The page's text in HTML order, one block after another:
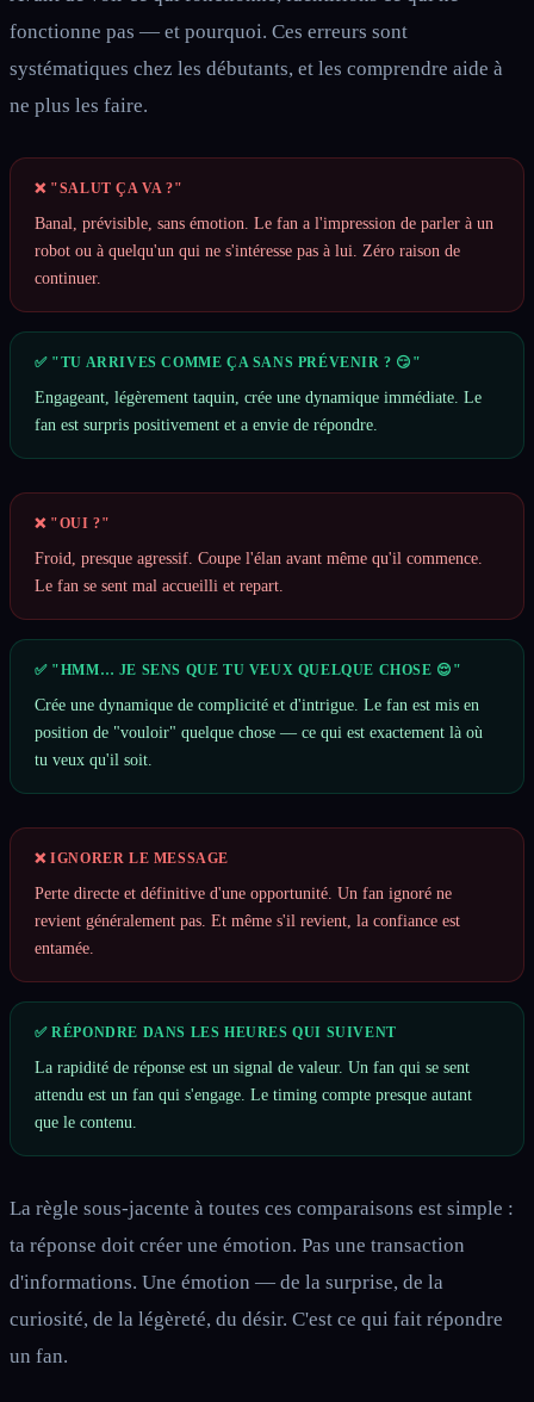
fonctionne pas — et pourquoi. Ces erreurs sont
systématiques chez les débutants, et les comprendre aide à
ne plus les faire.
❌ "SALUT ÇA VA ?"
Banal, prévisible, sans émotion. Le fan a l'impression de parler à un
robot ou à quelqu'un qui ne s'intéresse pas à lui. Zéro raison de
continuer.
✅ "TU ARRIVES COMME ÇA SANS PRÉVENIR ? 😏"
Engageant, légèrement taquin, crée une dynamique immédiate. Le
fan est surpris positivement et a envie de répondre.
❌ "OUI ?"
Froid, presque agressif. Coupe l'élan avant même qu'il commence.
Le fan se sent mal accueilli et repart.
✅ "HMM… JE SENS QUE TU VEUX QUELQUE CHOSE 😌"
Crée une dynamique de complicité et d'intrigue. Le fan est mis en
position de "vouloir" quelque chose — ce qui est exactement là où
tu veux qu'il soit.
❌ IGNORER LE MESSAGE
Perte directe et définitive d'une opportunité. Un fan ignoré ne
revient généralement pas. Et même s'il revient, la confiance est
entamée.
✅ RÉPONDRE DANS LES HEURES QUI SUIVENT
La rapidité de réponse est un signal de valeur. Un fan qui se sent
attendu est un fan qui s'engage. Le timing compte presque autant
que le contenu.
La règle sous-jacente à toutes ces comparaisons est simple :
ta réponse doit créer une émotion. Pas une transaction
d'informations. Une émotion — de la surprise, de la
curiosité, de la légèreté, du désir. C'est ce qui fait répondre
un fan.